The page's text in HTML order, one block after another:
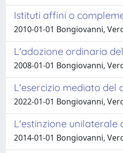
Istituti affini o
2010-01-01 Bongiovanni,
L'adozione ordinaria
2008-01-01 Bongiovanni,
L'esercizio mediato del
2022-01-01 Bongiovanni,
L'estinzione
2014-01-01 Bongiovanni,